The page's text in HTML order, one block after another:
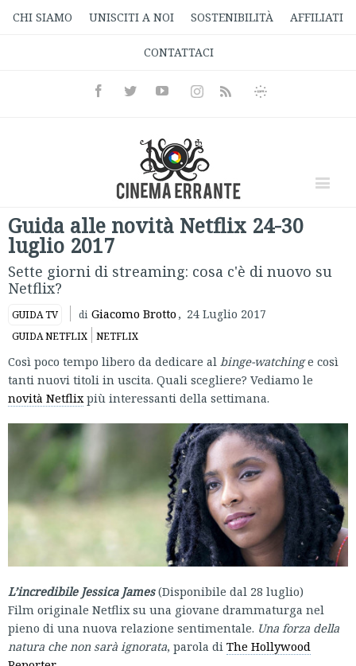
CHI SIAMO UNISCITI A NOI SOSTENIBILITÀ AFFILIATI
CONTATTACI
FacebookTwitterYoutubeInstagramRss
Informativa
Guida alle novità Netflix 24-30
luglio 2017
Sette giorni di streaming: cosa c'è di nuovo su
Netflix?
GUIDA TV di Giacomo Brotto , 24 Luglio 2017
GUIDA NETFLIX NETFLIX
Così poco tempo libero da dedicare al binge-watchinge così
tanti nuovi titoli in uscita. Quali scegliere? Vediamo le
novità Netflixpiù interessanti della settimana.
L’incredibile Jessica James(Disponibile dal 28 luglio)
Film originale Netflix su una giovane drammaturga nel
pieno di una nuova relazione sentimentale. Una forza della
natura che non sarà ignorata, parola di The Hollywood